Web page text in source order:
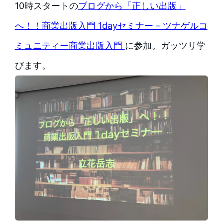
10時スタートのブログから「正しい出版」
へ！！商業出版入門 1dayセミナー – ツナゲルコ
ミュニティー商業出版入門 に参加。ガッツリ学
びます。